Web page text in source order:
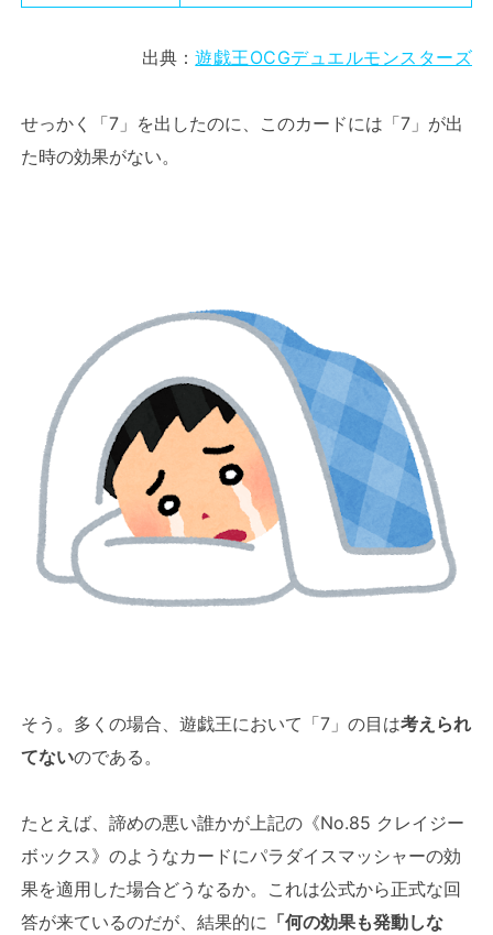
出典：遊戯王OCGデュエルモンスターズ
せっかく「7」を出したのに、このカードには「7」が出
た時の効果がない。
そう。多くの場合、遊戯王において「7」の目は考えられ
てないのである。
たとえば、諦めの悪い誰かが上記の《No.85 クレイジー
ボックス》のようなカードにパラダイスマッシャーの効
果を適用した場合どうなるか。これは公式から正式な回
答が来ているのだが、結果的に 「何の効果も発動しな